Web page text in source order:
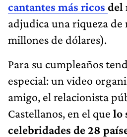
cantantes más ricos del
adjudica una riqueza de
millones de dólares).
Para su cumpleaños
especial: un video
amigo, el relacionista
Castellanos, en el que lo
celebridades de 28